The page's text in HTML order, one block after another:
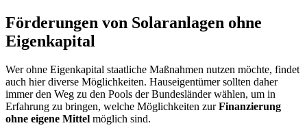
Förderungen von Solaranlagen ohne
Eigenkapital
Wer ohne Eigenkapital staatliche Maßnahmen nutzen möchte, findet
auch hier diverse Möglichkeiten. Hauseigentümer sollten daher
immer den Weg zu den Pools der Bundesländer wählen, um in
Erfahrung zu bringen, welche Möglichkeiten zurFinanzierung
ohne eigene Mittel möglich sind.